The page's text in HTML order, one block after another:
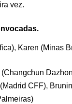
vez.
Karen (Minas
CFF),